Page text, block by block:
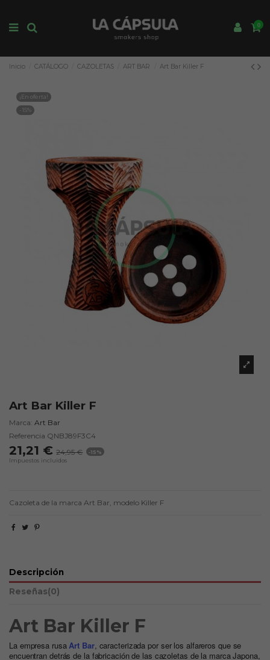
0
Inicio CATÁLOGO CAZOLETAS ART BAR Art Bar Killer F
¡En oferta!
-15%
Art Bar Killer F
Marca: Art Bar
Referencia QNBJ89F3C4
21,21 € 24,95 €
-15%
Impuestos incluidos
Cazoleta de la marca Art Bar, modelo Killer F
Descripción
Reseñas(0)
Art Bar Killer F
La empresa rusaArt Bar, caracterizada por ser los alfareros que se
encuentran detrás de la fabricación de las cazoletas de la marca Japona,